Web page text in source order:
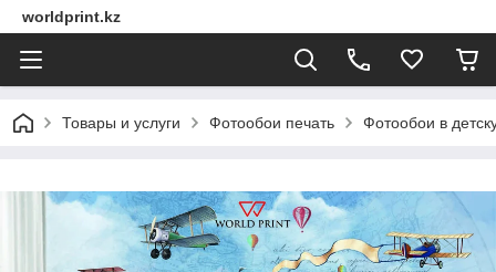
worldprint.kz
Товары и услуги Фотообои печать Фотообои в